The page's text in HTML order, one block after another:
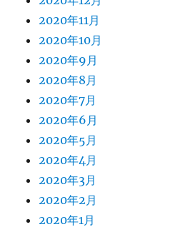
2020年11月
2020年10月
2020年9月
2020年8月
2020年7月
2020年6月
2020年5月
2020年4月
2020年3月
2020年2月
2020年1月